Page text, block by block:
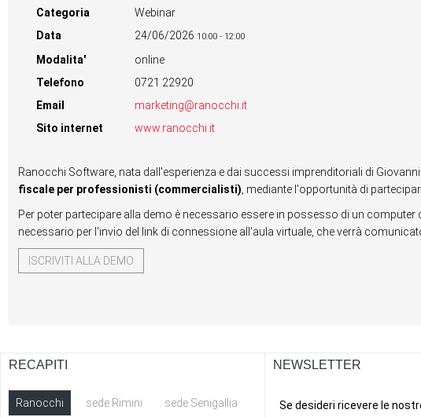
Categoria
Webinar
Data
24/06/2026 10:00 - 12:00
Modalita'
online
Telefono
0721 22920
Email
marketing@ranocchi.it
Sito internet
www.ranocchi.it
Ranocchi Software, nata dall'esperienza e dai successi imprenditoriali di
fiscale per professionisti (commercialisti) , mediante l'opportunità di
Per poter partecipare alla demo è necessario essere in possesso di un
necessario per l'invio del link di connessione all'aula virtuale, che verrà
ISCRIVITI ALLA DEMO
RECAPITI
Ranocchi sede Rimini sede Senigallia
NEWSLETTER